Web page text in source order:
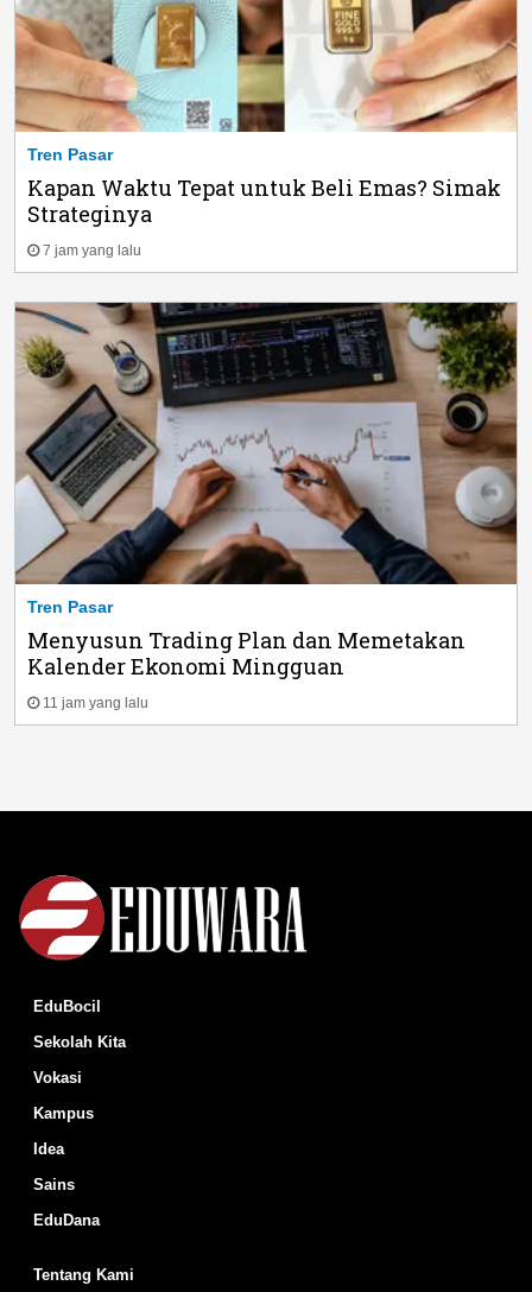
Tren Pasar
Kapan Waktu Tepat untuk Beli Emas? Simak
Strateginya
7 jam yang lalu
Tren Pasar
Menyusun Trading Plan dan Memetakan
Kalender Ekonomi Mingguan
11 jam yang lalu
EduBocil
Sekolah Kita
Vokasi
Kampus
Idea
Sains
EduDana
Tentang Kami